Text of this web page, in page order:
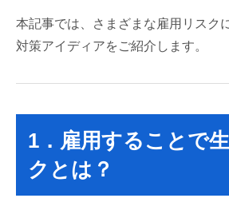
本記事では、さまざまな雇用リスク
対策アイディアをご紹介します。
1．雇用することで
クとは？